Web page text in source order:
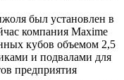
был установлен в
компания Maxime
кубов объемом 2,5
и подвалами для
предприятия